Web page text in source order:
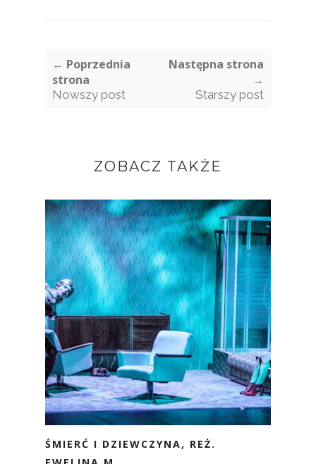
← Poprzednia
strona
Nowszy post
Następna strona
→
Starszy post
ZOBACZ TAKŻE
ŚMIERĆ I DZIEWCZYNA, REŻ.